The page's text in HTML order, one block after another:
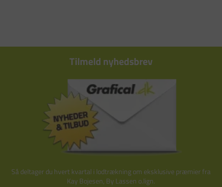
Tilmeld nyhedsbrev
Så deltager du hvert kvartal i lodtrækning om eksklusive præmier fra
Kay Bojesen, By Lassen o.lign.